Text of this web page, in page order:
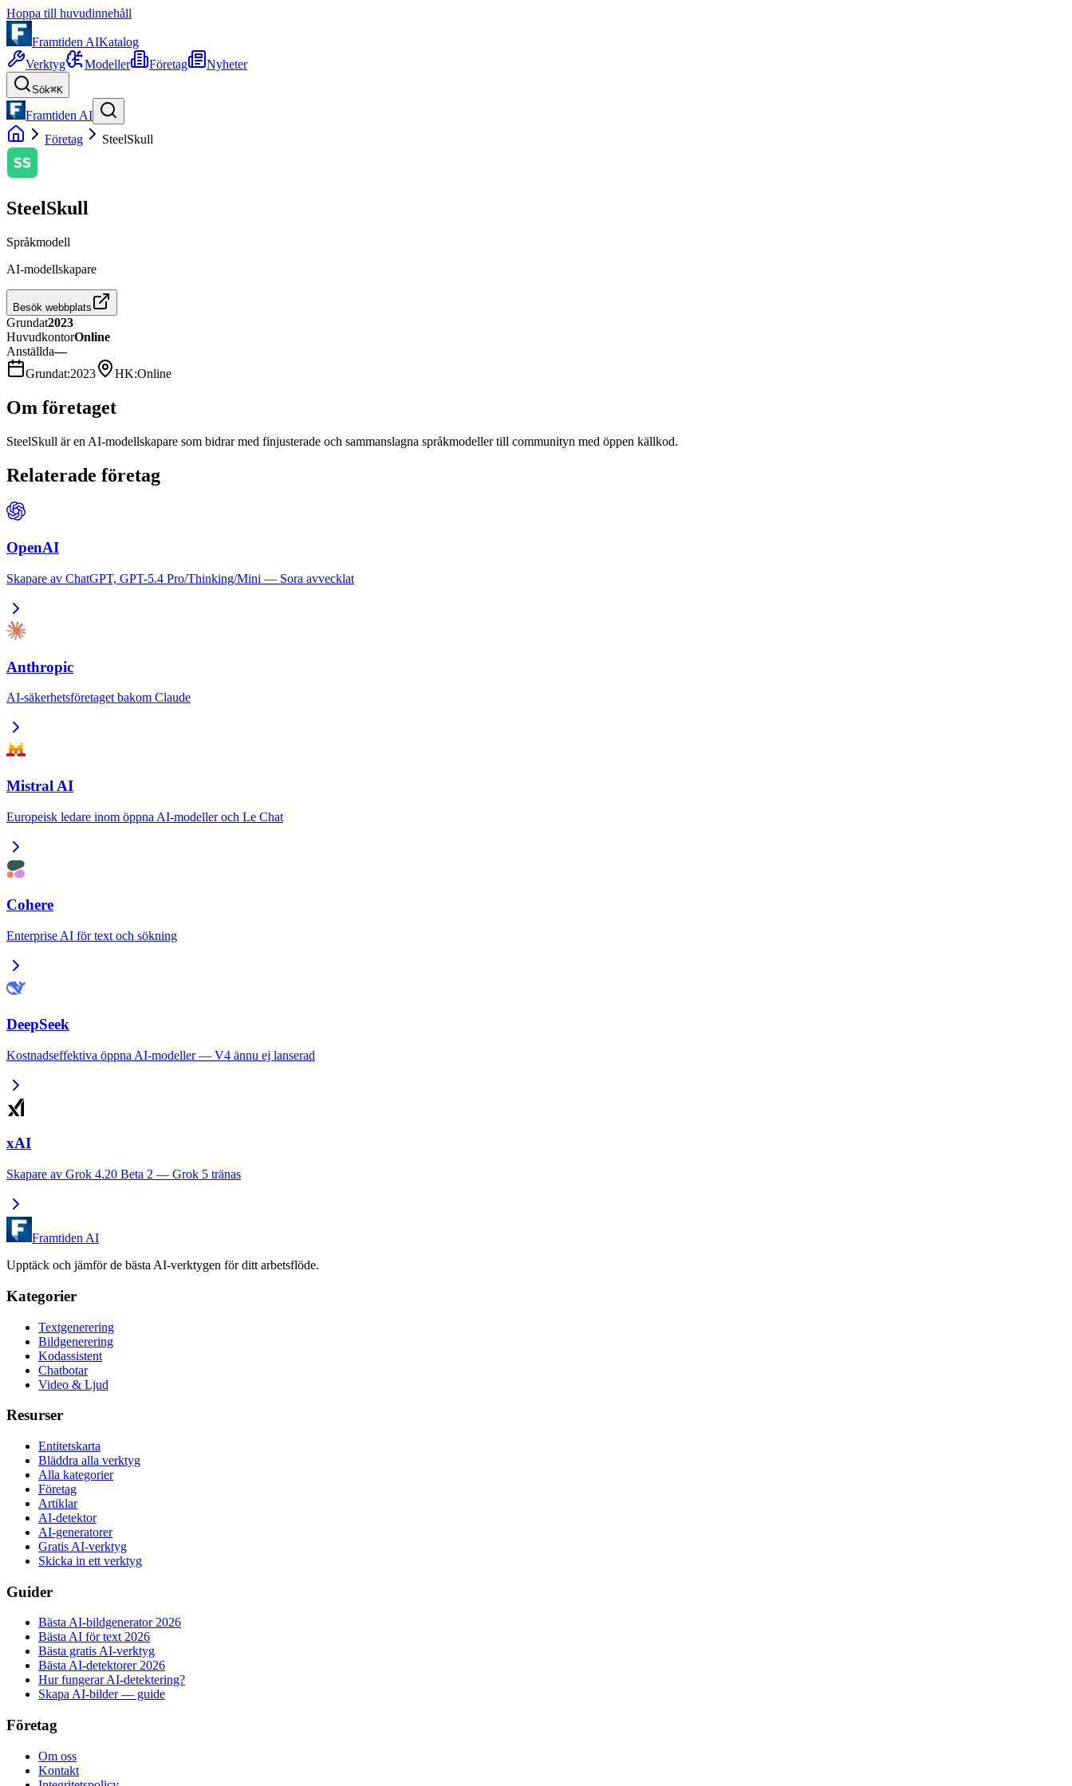
Hoppa till huvudinnehåll
Framtiden AIKatalog
Verktyg
Modeller Företag Nyheter
Sök⌘K
Framtiden AI
Företag
SteelSkull
SteelSkull
Språkmodell
AI-modellskapare
Besök webbplats
Grundat2023
HuvudkontorOnline
Anställda—
Grundat:2023 HK:Online
Om företaget
SteelSkull är en AI-modellskapare som bidrar med finjusterade och sammanslagna språkmodeller till communityn med öppen källkod.
Relaterade företag
OpenAI
Skapare av ChatGPT, GPT-5.4 Pro/Thinking/Mini — Sora avvecklat
Anthropic
AI-säkerhetsföretaget bakom Claude
Mistral AI
Europeisk ledare inom öppna AI-modeller och Le Chat
Cohere
Enterprise AI för text och sökning
DeepSeek
Kostnadseffektiva öppna AI-modeller — V4 ännu ej lanserad
xAI
Skapare av Grok 4.20 Beta 2 — Grok 5 tränas
Framtiden AI
Upptäck och jämför de bästa AI-verktygen för ditt arbetsflöde.
Kategorier
Textgenerering
Bildgenerering
Kodassistent
Chatbotar
Video & Ljud
Resurser
Entitetskarta
Bläddra alla verktyg
Alla kategorier
Företag
Artiklar
AI-detektor
AI-generatorer
Gratis AI-verktyg
Skicka in ett verktyg
Guider
Bästa AI-bildgenerator 2026
Bästa AI för text 2026
Bästa gratis AI-verktyg
Bästa AI-detektorer 2026
Hur fungerar AI-detektering?
Skapa AI-bilder — guide
Företag
Om oss
Kontakt